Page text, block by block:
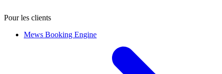
Pour les clients
Mews Booking Engine